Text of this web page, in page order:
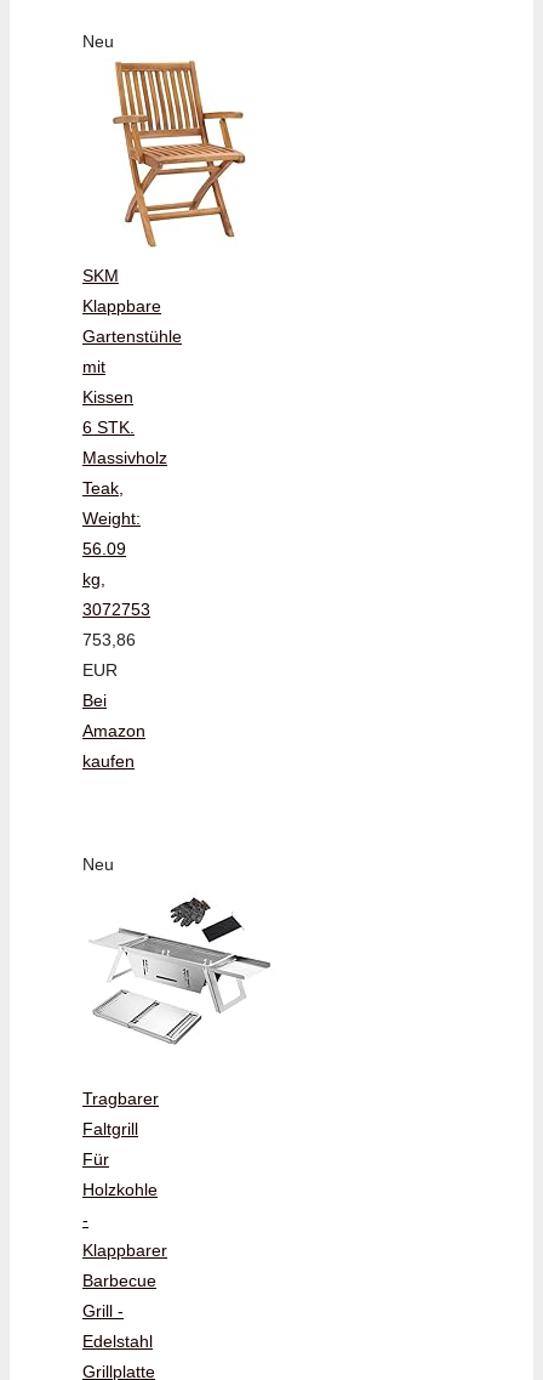
Neu
SKM
Klappbare
Gartenstühle
mit
Kissen
6 STK.
Massivholz
Teak,
Weight:
56.09
kg,
3072753
753,86
EUR
Bei
Amazon
kaufen
Neu
Tragbarer
Faltgrill
Für
Holzkohle
-
Klappbarer
Barbecue
Grill -
Edelstahl
Grillplatte